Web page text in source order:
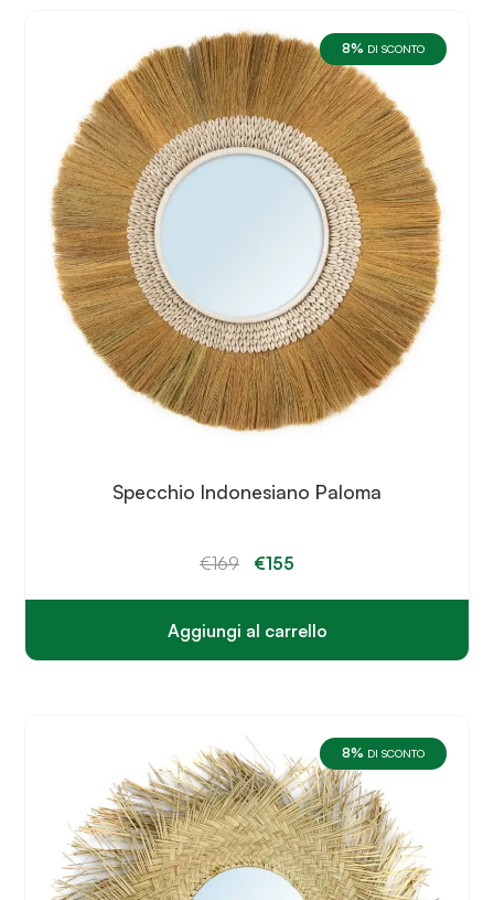
Specchio Indonesiano Paloma
8% DI SCONTO
€169 Il
prezzo
era:
€155
è:
Aggiungi al carrello
8% DI SCONTO